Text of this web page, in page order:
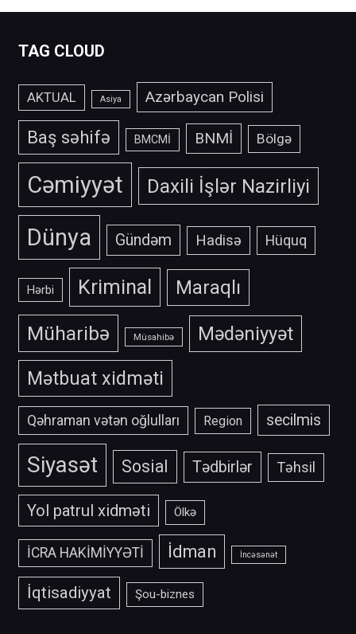
TAG CLOUD
AKTUAL Asiya Azərbaycan Polisi
Baş səhifə BMCMİ BNMİ Bölgə
Cəmiyyət Daxili İşlər Nazirliyi
Dünya Gündəm Hadisə Hüquq
Hərbi Kriminal Maraqlı
Müharibə Müsahibə
Mədəniyyət
Mətbuat xidməti
Qəhraman vətən oğlulları Region secilmis
Siyasət Sosial Tədbirlər Təhsil
Yol patrul xidməti Ölkə
İCRA HAKİMİYYƏTİ İdman İncəsənət
İqtisadiyyat Şou-biznes